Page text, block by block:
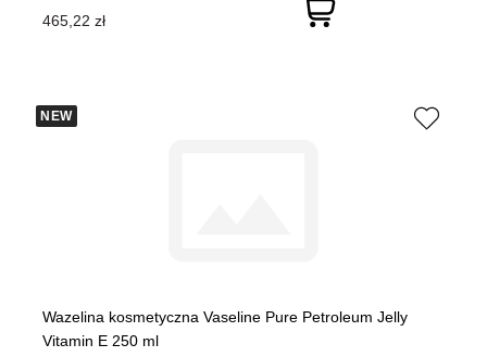
465,22 zł
NEW
Wazelina kosmetyczna Vaseline Pure Petroleum Jelly
Vitamin E 250 ml